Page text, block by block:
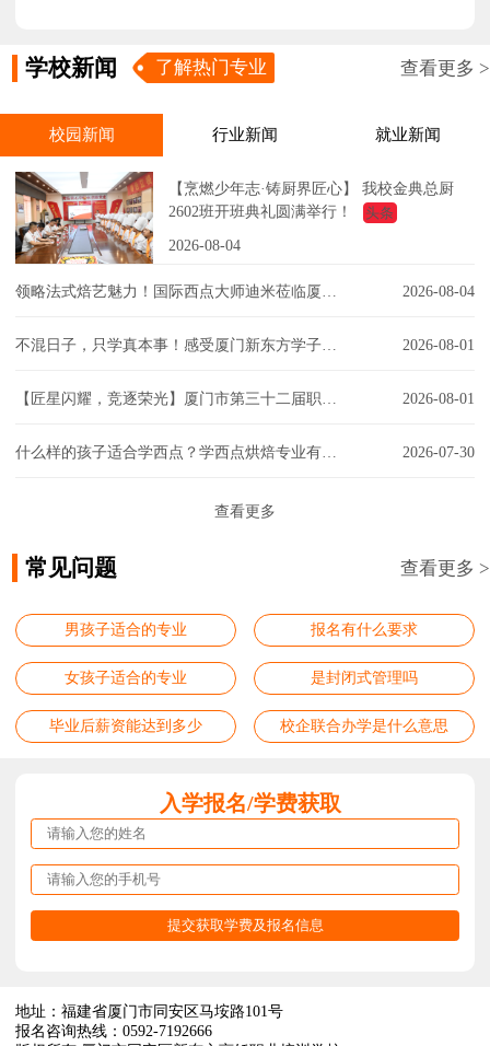
学校新闻 了解热门专业 查看更多 >
校园新闻 行业新闻 就业新闻
【烹燃少年志·铸厨界匠心】 我校金典总厨
2602班开班典礼圆满举行！
头条
2026-08-04
2026-08-04
2026-08-01
2026-08-01
2026-07-30
查看更多
常见问题 查看更多 >
男孩子适合的专业 报名有什么要求
女孩子适合的专业 是封闭式管理吗
毕业后薪资能达到多少 校企联合办学是什么意思
入学报名/学费获取
地址：福建省厦门市同安区马垵路101号
报名咨询热线：0592-7192666